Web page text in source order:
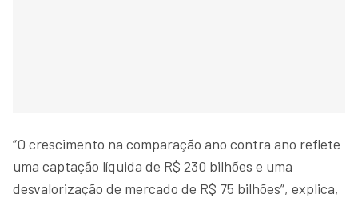
“O crescimento na comparação ano contra ano reflete
uma captação líquida de R$ 230 bilhões e uma
desvalorização de mercado de R$ 75 bilhões”, explica,